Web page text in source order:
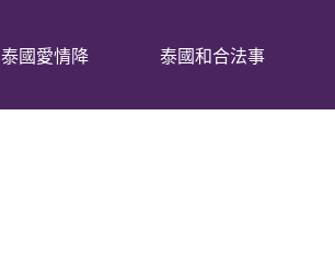
泰國愛情降 泰國和合法事